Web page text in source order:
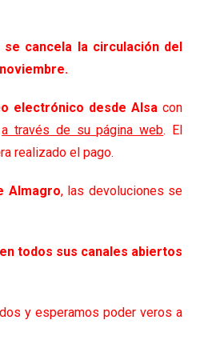
se cancela la circulación del
electrónico desde Alsa con
a través de su página web. El
realizado el pago.
Almagro, las devoluciones se
todos sus canales abiertos
y esperamos poder veros a